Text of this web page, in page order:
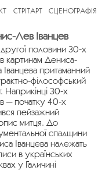
СТРІТАРТ СЦЕНОГРАФІЯ
Лев Іванцев
половини 30-х
картинам Дениса-
Іванцева притаманний
філософський
Наприкінці 30-х
— початку 40-х
пейзажний
митця. До
спадщини
Іванцева належать
в українських
у Галичині